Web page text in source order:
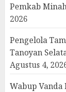
Pemkab
2026
Pengelola
Tanoyan
Agustus 4,
Wabup Vanda